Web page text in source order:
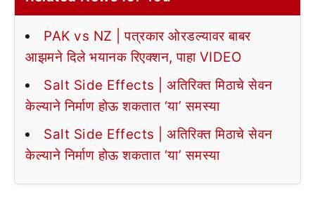
PAK vs NZ | पत्रकार ओरडल्यावर बाबर
आझमने दिले भयानक रिएक्शन, पाहा VIDEO
Salt Side Effects | अतिरिक्त मिठाचे सेवन
केल्याने निर्माण होऊ शकतात ‘या’ समस्या
Salt Side Effects | अतिरिक्त मिठाचे सेवन
केल्याने निर्माण होऊ शकतात ‘या’ समस्या